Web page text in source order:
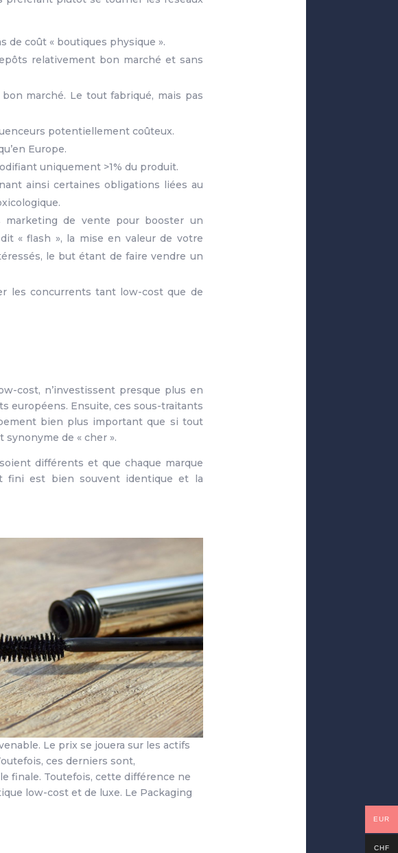
de coût « boutiques physique ».
relativement bon marché et sans
marché. Le tout fabriqué, mais pas
potentiellement coûteux.
Europe.
uniquement >1% du produit.
ainsi certaines obligations liées au
marketing de vente pour booster un
« flash », la mise en valeur de votre
le but étant de faire vendre un
les concurrents tant low-cost que de
cost, n’investissent presque plus en
européens. Ensuite, ces sous-traitants
bien plus important que si tout
de « cher ».
différents et que chaque marque
fini est bien souvent identique et la
Le prix se jouera sur les actifs
ces derniers sont,
finale. Toutefois, cette différence ne
low-cost et de luxe. Le Packaging
EUR
CHF